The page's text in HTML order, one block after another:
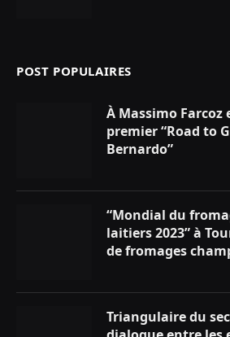
POST POPULAIRES
À Massimo Farcoz
premier “Road to
Bernardo”
“Mondial du
laitiers 2023” à
de fromages
Triangulaire du